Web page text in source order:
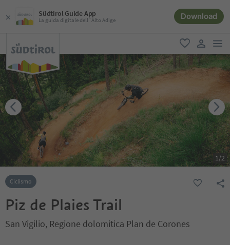
Südtirol Guide App
La guida digitale dell´Alto Adige Download
favoriti
user link
1/2
Ciclismo
Piz de Plaies Trail
San Vigilio, Regione dolomitica Plan de Corones